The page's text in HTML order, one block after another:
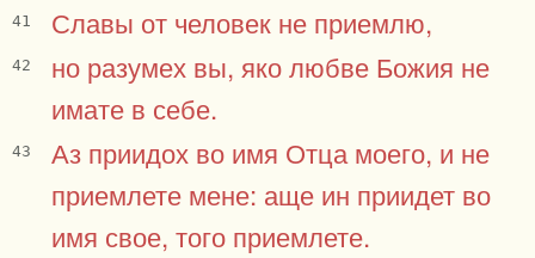
41 Славы от человек не приемлю,
42
но разумех вы, яко любве Божия не
имате в себе.
43
Аз приидох во имя Отца моего, и не
приемлете мене: аще ин приидет во
имя свое, того приемлете.